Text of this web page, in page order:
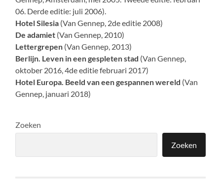
06. Derde editie: juli 2006).
Hotel Silesia (Van Gennep, 2de editie 2008)
De adamiet (Van Gennep, 2010)
Lettergrepen (Van Gennep, 2013)
Berlijn. Leven in een gespleten stad (Van Gennep,
oktober 2016, 4de editie februari 2017)
Hotel Europa. Beeld van een gespannen wereld (Van
Gennep, januari 2018)
Zoeken
Zoeken